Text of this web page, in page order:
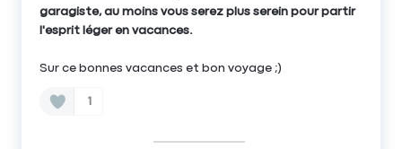
garagiste, au moins vous serez plus serein pour partir
l'esprit léger en vacances.
Sur ce bonnes vacances et bon voyage ;)
1